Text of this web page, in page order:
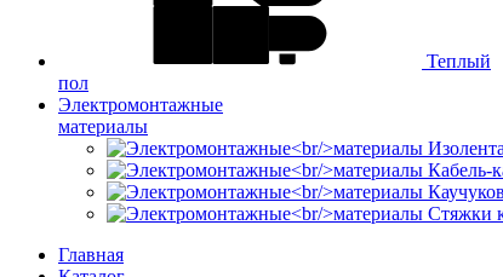
Теплый
пол
Электромонтажные
материалы
Кабель-
Стяжки
Главная